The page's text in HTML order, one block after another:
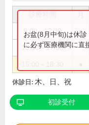
9:00～12:30 ●
15:00～17:00
お盆(8月中旬)は休
に必ず医療機関に直
休診日: 木、日、祝
初診受付